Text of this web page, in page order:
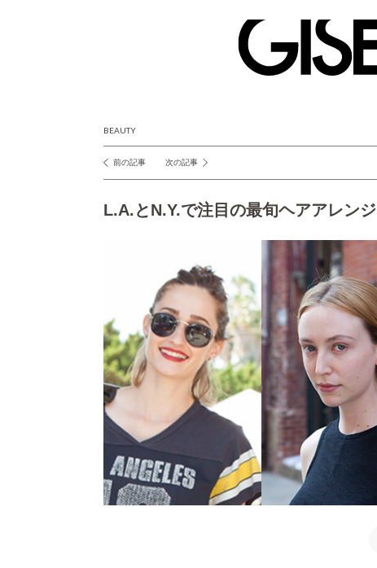
BEAUTY
投
ナ
シ
ョ
ン
前の記事 次の記事
L.A.とN.Y.で注目の最旬ヘアアレンジ